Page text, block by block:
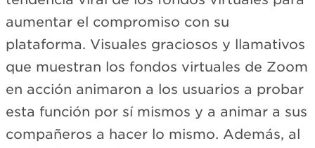
aumentar el compromiso con su
plataforma. Visuales graciosos y llamativos
que muestran los fondos virtuales de Zoom
en acción animaron a los usuarios a probar
esta función por sí mismos y a animar a sus
compañeros a hacer lo mismo. Además, al